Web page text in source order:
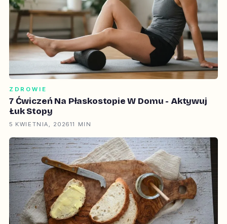
ZDROWIE
7 Ćwiczeń Na Płaskostopie W Domu - Aktywuj
Łuk Stopy
5 KWIETNIA, 202611 MIN